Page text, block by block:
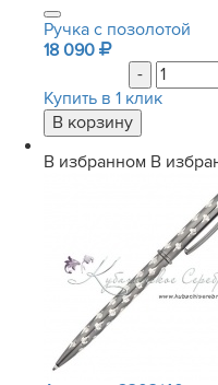
Ручка с позолотой
18 090
-
Купить в 1 клик
В избранном В